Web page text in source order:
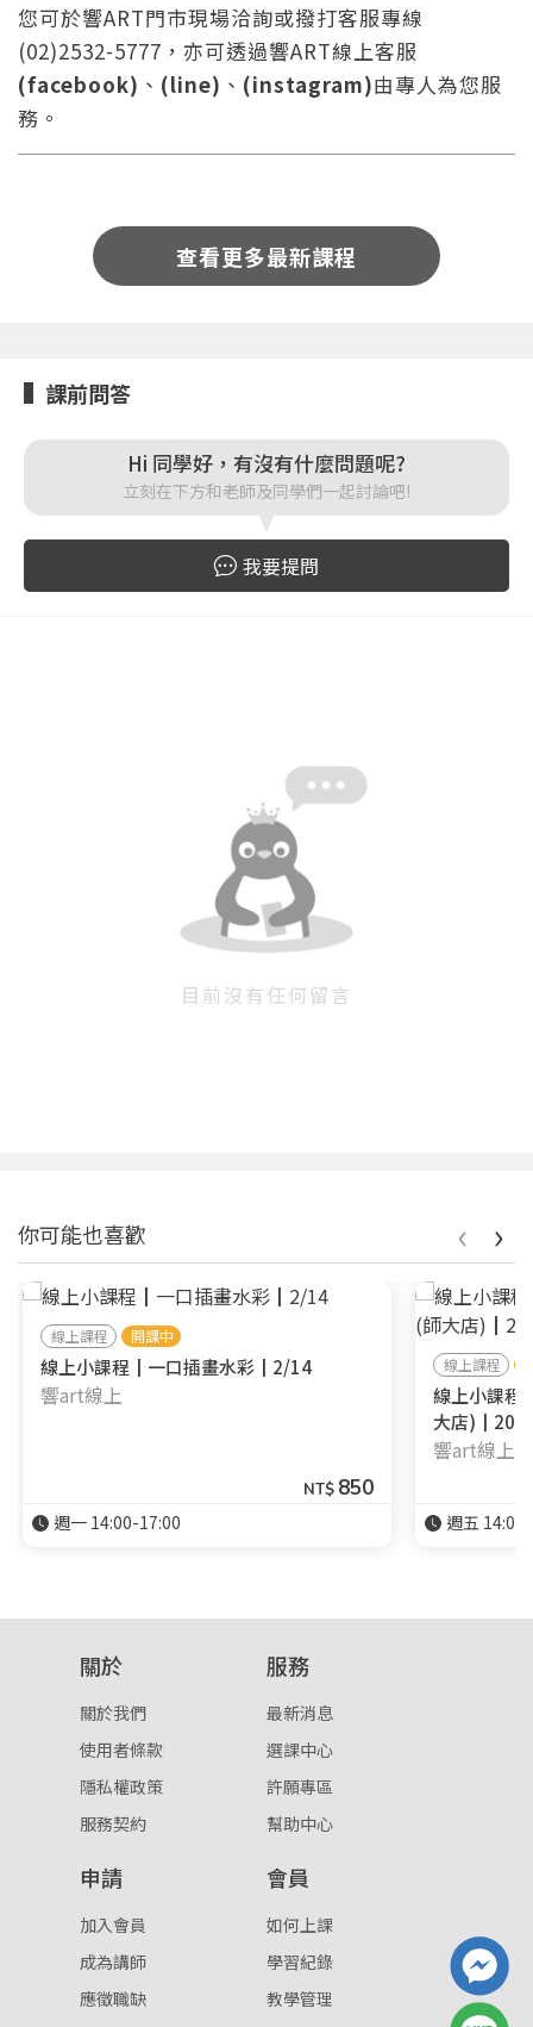
或
登入
或
註冊
按下註冊即代表你同意我們的使用者條款
您將收到一封Email，請依照信件中的指示重新登
重設密碼
系統偵測到您的帳號重複登入，
點擊下方「確定」將前一位使用者強制登出。
確定
取消
您可於響ART門市現場洽詢或撥打客服專線
(02)2532-5777，亦可透過響ART線上客服
(facebook) 、 (line) 、 (instagram)由專人為您服
務。
查看更多最新課程
課前問答
Hi 同學好，有沒有什麼問題呢?
立刻在下方和老師及同學們一起討論吧!
我要提問
目前沒有任何留言
你可能也喜歡
線上課程 開課中
線上小課程┃一口插畫水彩┃2/14
響art線上
NT$ 850
週一 14:00-17:00
線上課程
線上小課程
大店
響art線上
週五
‹ ›
關於
關於我們
使用者條款
隱私權政策
服務契約
服務
最新消息
選課中心
許願專區
幫助中心
申請
加入會員
成為講師
應徵職缺
會員
如何上課
學習紀錄
教學管理